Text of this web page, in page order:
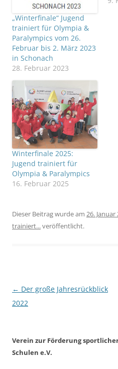
„Winterfinale“ Jugend
trainiert für Olympia &
Paralympics vom 26.
Februar bis 2. März 2023
in Schonach
28. Februar 2023
Winterfinale 2025:
Jugend trainiert für
Olympia & Paralympics
16. Februar 2025
Dieser Beitrag wurde am 26. Januar
trainiert...veröffentlicht.
Beitragsnavigation
← Der große Jahresrückblick
2022
Verein zur Förderung
Schulen e.V.